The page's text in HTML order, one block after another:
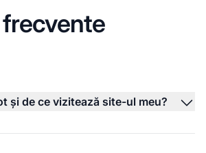
și de ce vizitează site-ul meu?